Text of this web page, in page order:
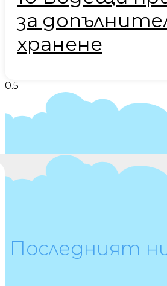
за
хранене
Последният